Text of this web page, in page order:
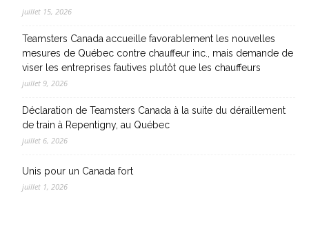
juillet 15, 2026
Teamsters Canada accueille favorablement les nouvelles
mesures de Québec contre chauffeur inc., mais demande de
viser les entreprises fautives plutôt que les chauffeurs
juillet 9, 2026
Déclaration de Teamsters Canada à la suite du déraillement
de train à Repentigny, au Québec
juillet 6, 2026
Unis pour un Canada fort
juillet 1, 2026